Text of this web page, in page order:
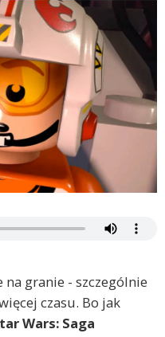
na granie - szczególnie
czasu. Bo jak
Wars: Saga